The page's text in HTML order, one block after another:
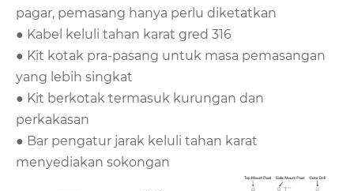
pagar, pemasang hanya perlu diketatkan
● Kabel keluli tahan karat gred 316
● Kit kotak pra-pasang untuk masa pemasangan
yang lebih singkat
● Kit berkotak termasuk kurungan dan
perkakasan
● Bar pengatur jarak keluli tahan karat
menyediakan sokongan